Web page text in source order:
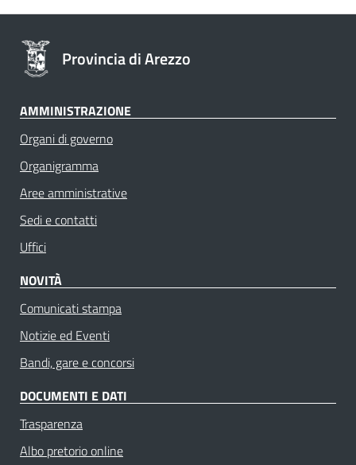
Provincia di Arezzo
AMMINISTRAZIONE
Organi di governo
Organigramma
Aree amministrative
Sedi e contatti
Uffici
NOVITÀ
Comunicati stampa
Notizie ed Eventi
Bandi, gare e concorsi
DOCUMENTI E DATI
Trasparenza
Albo pretorio online